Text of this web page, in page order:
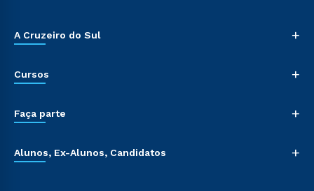
A Cruzeiro do Sul +
Cursos +
Faça parte +
Alunos, Ex-Alunos, Candidatos +